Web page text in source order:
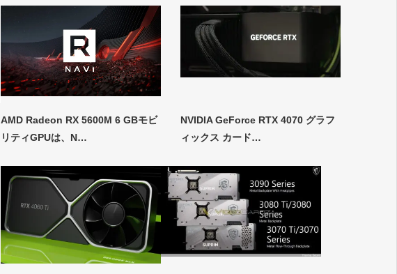
AMD Radeon RX 5600M 6 GBモビ
リティGPUは、N…
NVIDIA GeForce RTX 4070 グラフ
ィックス カード…